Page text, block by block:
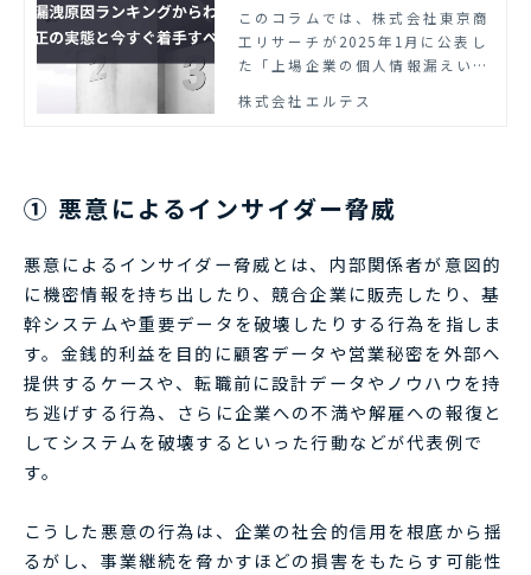
態と今すぐ着手すべき対
策
このコラムでは、株式会社東京商
工リサーチが2025年1月に公表し
た「上場企業の個人情報漏えい・
に、情報漏洩の主要な原因、特に
て解説します。
株式会社エルテス
① 悪意によるインサイダー脅威
悪意によるインサイダー脅威とは、内部関係者が意図的
に機密情報を持ち出したり、競合企業に販売したり、基
幹システムや重要データを破壊したりする行為を指しま
す。金銭的利益を目的に顧客データや営業秘密を外部へ
提供するケースや、転職前に設計データやノウハウを持
ち逃げする行為、さらに企業への不満や解雇への報復と
してシステムを破壊するといった行動などが代表例で
す。
こうした悪意の行為は、企業の社会的信用を根底から揺
るがし、事業継続を脅かすほどの損害をもたらす可能性